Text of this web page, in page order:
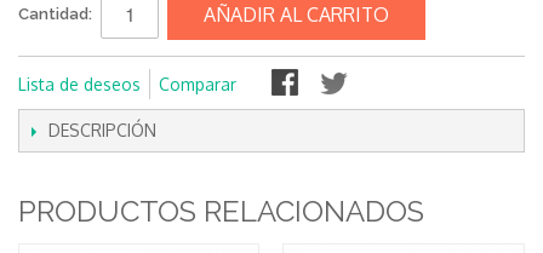
Cantidad: AÑADIR AL CARRITO
Lista de deseos Comparar
DESCRIPCIÓN
PRODUCTOS RELACIONADOS